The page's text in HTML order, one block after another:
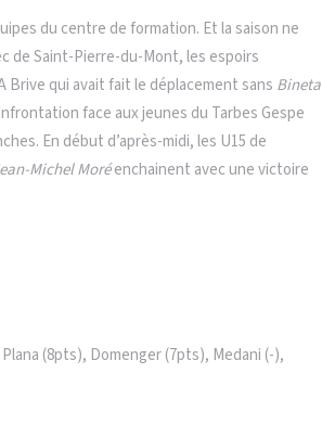
du centre de formation. Et la saison ne
de Saint-Pierre-du-Mont, les espoirs
Brive qui avait fait le déplacement sans Bineta
face aux jeunes du Tarbes Gespe
En début d’après-midi, les U15 de
Michel Moréenchainent avec une victoire
(8pts), Domenger (7pts), Medani (-),